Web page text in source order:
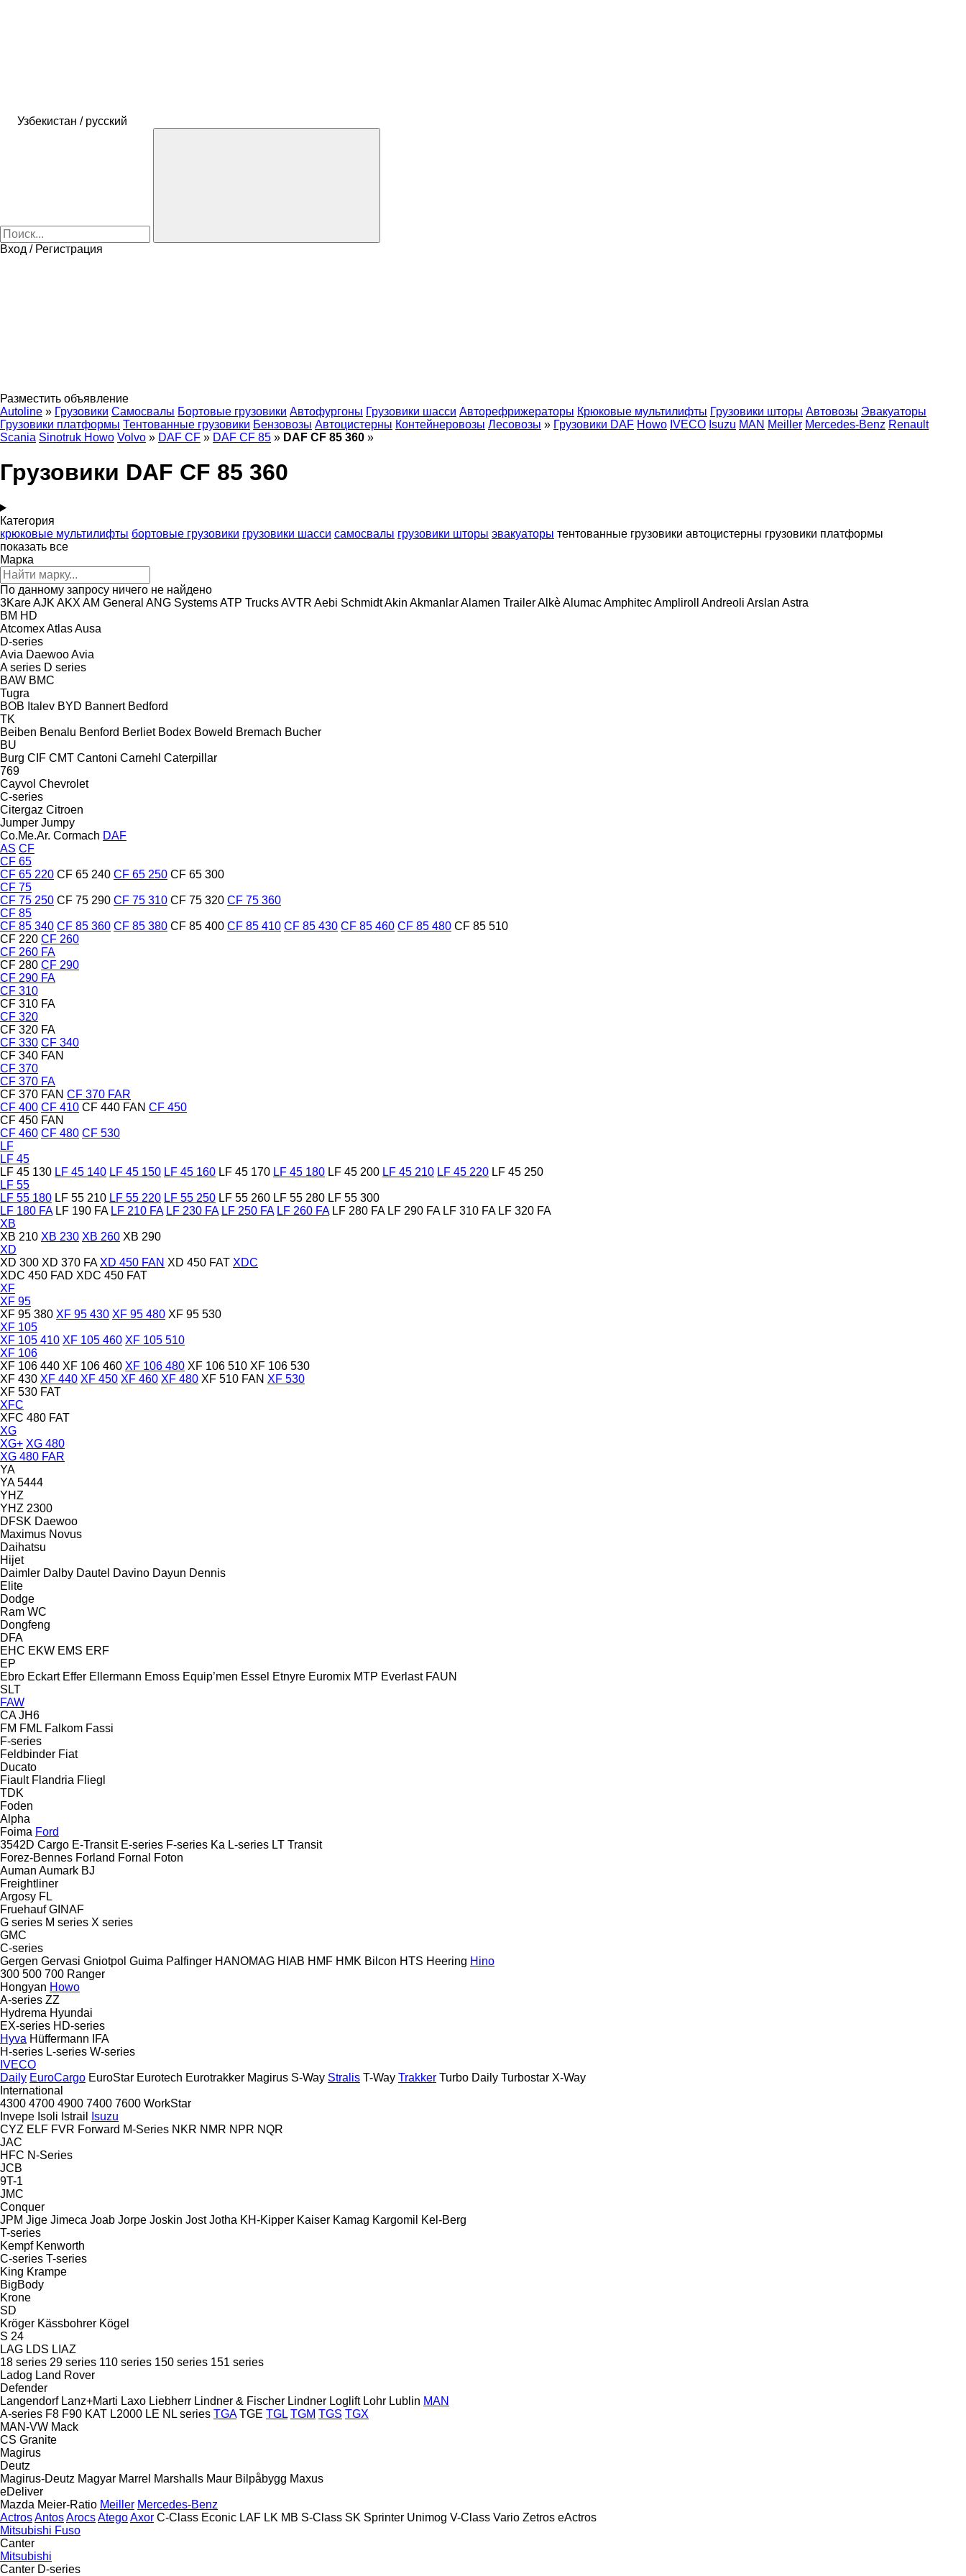
Узбекистан / русский
Вход / Регистрация
Разместить объявление
Autoline » Грузовики Самосвалы Бортовые грузовики Автофургоны Грузовики шасси Авторефрижераторы Крюковые мультилифты Грузовики шторы Автовозы Эвакуаторы
Грузовики платформы Тентованные грузовики Бензовозы Автоцистерны Контейнеровозы Лесовозы » Грузовики DAF Howo IVECO Isuzu MAN Meiller Mercedes-Benz Renault
Scania Sinotruk Howo Volvo » DAF CF » DAF CF 85 » DAF CF 85 360 »
Грузовики DAF CF 85 360
Категория
крюковые мультилифты бортовые грузовики грузовики шасси самосвалы грузовики шторы эвакуаторы тентованные грузовики автоцистерны грузовики платформы
показать все
Марка
По данному запросу ничего не найдено
3KareAJK AKX AM General ANG SystemsATP TrucksAVTR Aebi SchmidtAkin AkmanlarAlamen TrailerAlkèAlumacAmphitecAmpliroll Andreoli Arslan Astra
BM HD
AtcomexAtlasAusa
D-series
Avia DaewooAvia
A series D series
BAW BMC
Tugra
BOB Italev BYD Bannert Bedford
TK
Beiben Benalu Benford Berliet Bodex Boweld Bremach Bucher
BU
Burg CIF CMT Cantoni Carnehl Caterpillar
769
Cayvol Chevrolet
C-series
Citergaz Citroen
Jumper Jumpy
Co.Me.Ar. Cormach DAF
AS CF
CF 65
CF 65 220 CF 65 240 CF 65 250 CF 65 300
CF 75
CF 75 250 CF 75 290 CF 75 310 CF 75 320 CF 75 360
CF 85
CF 85 340 CF 85 360 CF 85 380 CF 85 400 CF 85 410 CF 85 430 CF 85 460 CF 85 480 CF 85 510
CF 220 CF 260
CF 260 FA
CF 280 CF 290
CF 290 FA
CF 310
CF 310 FA
CF 320
CF 320 FA
CF 330 CF 340
CF 340 FAN
CF 370
CF 370 FA
CF 370 FAN CF 370 FAR
CF 400 CF 410 CF 440 FAN CF 450
CF 450 FAN
CF 460 CF 480 CF 530
LF
LF 45
LF 45 130 LF 45 140 LF 45 150 LF 45 160 LF 45 170 LF 45 180 LF 45 200 LF 45 210 LF 45 220 LF 45 250
LF 55
LF 55 180 LF 55 210 LF 55 220 LF 55 250 LF 55 260 LF 55 280 LF 55 300
LF 180 FA LF 190 FA LF 210 FA LF 230 FA LF 250 FA LF 260 FA LF 280 FA LF 290 FA LF 310 FA LF 320 FA
XB
XB 210 XB 230 XB 260 XB 290
XD
XD 300 XD 370 FA XD 450 FAN XD 450 FAT XDC
XDC 450 FAD XDC 450 FAT
XF
XF 95
XF 95 380 XF 95 430 XF 95 480 XF 95 530
XF 105
XF 105 410 XF 105 460 XF 105 510
XF 106
XF 106 440 XF 106 460 XF 106 480 XF 106 510 XF 106 530
XF 430 XF 440 XF 450 XF 460 XF 480 XF 510 FAN XF 530
XF 530 FAT
XFC
XFC 480 FAT
XG
XG+ XG 480
XG 480 FAR
YA
YA 5444
YHZ
YHZ 2300
DFSK Daewoo
Maximus Novus
Daihatsu
Hijet
Daimler Dalby Dautel Davino Dayun Dennis
Elite
Dodge
Ram WC
Dongfeng
DFA
EHC EKW EMS ERF
EP
Ebro Eckart Effer Ellermann Emoss Equip’men Essel Etnyre Euromix MTP Everlast FAUN
SLT
FAW
CA JH6
FM FML Falkom Fassi
F-series
Feldbinder Fiat
Ducato
Fiault Flandria Fliegl
TDK
Foden
Alpha
Foima Ford
3542D Cargo E-Transit E-series F-series Ka L-series LT Transit
Forez-Bennes Forland Fornal
Foton
Auman Aumark BJ
Freightliner
Argosy FL
Fruehauf GINAF
G series M series X series
GMC
C-series
Gergen Gervasi Gniotpol Guima Palfinger HANOMAG HIAB HMF HMK Bilcon HTS Heering Hino
300 500 700 Ranger
Hongyan Howo
A-series ZZ
Hydrema Hyundai
EX-series HD-series
Hyva Hüffermann
IFA
H-series L-series W-series
IVECO
Daily EuroCargo EuroStar Eurotech Eurotrakker Magirus S-Way Stralis T-Way Trakker Turbo Daily Turbostar X-Way
International
4300 4700 4900 7400 7600 WorkStar
Invepe Isoli Istrail
Isuzu
CYZ ELF FVR Forward M-Series NKR NMR NPR NQR
JAC
HFC N-Series
JCB
9T-1
JMC
Conquer
JPM Jige Jimeca Joab Jorpe Joskin Jost Jotha KH-Kipper Kaiser Kamag Kargomil
Kel-Berg
T-series
Kempf Kenworth
C-series T-series
King Krampe
BigBody
Krone
SD
Kröger Kässbohrer Kögel
S 24
LAG LDS LIAZ
18 series 29 series 110 series 150 series 151 series
Ladog Land Rover
Defender
Langendorf Lanz+Marti Laxo Liebherr Lindner & Fischer Lindner Loglift Lohr Lublin MAN
A-series F8 F90 KAT L2000 LE NL series TGA TGE TGL TGM TGS TGX
MAN-VW Mack
CS Granite
Magirus
Deutz
Magirus-Deutz Magyar Marrel Marshalls Maur Bilpåbygg Maxus
eDeliver
Mazda Meier-Ratio Meiller Mercedes-Benz
ActrosAntosArocsAtegoAxor C-Class Econic LAF LK MB S-Class SK Sprinter Unimog V-Class Vario Zetros eActros
Mitsubishi Fuso
Canter
Mitsubishi
Canter D-series